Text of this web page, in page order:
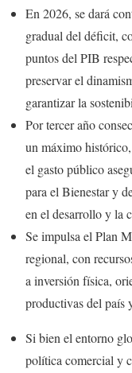
En 2026, se dará
gradual del déficit,
puntos del PIB
preservar el
garantizar la
Por tercer año
un máximo
el gasto público
para el Bienestar y
en el desarrollo y la
Se impulsa el Plan
regional, con
a inversión física,
productivas del país
Si bien el entorno
política comercial y